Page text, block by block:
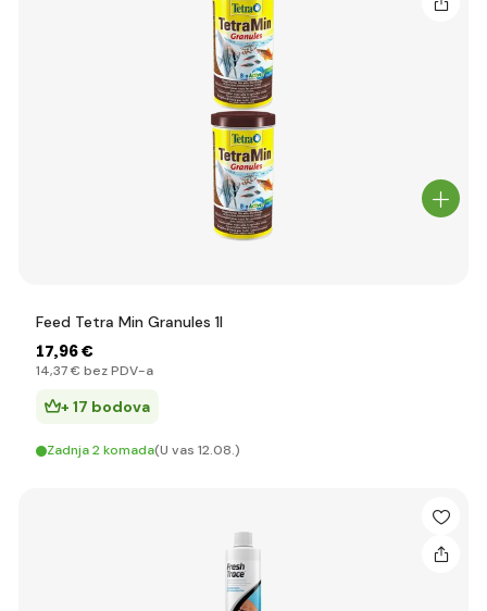
Feed Tetra Min Granules 1l
17,96 €
14,37 € bez PDV-a
+ 17 bodova
Zadnja 2 komada(U vas 12.08.)